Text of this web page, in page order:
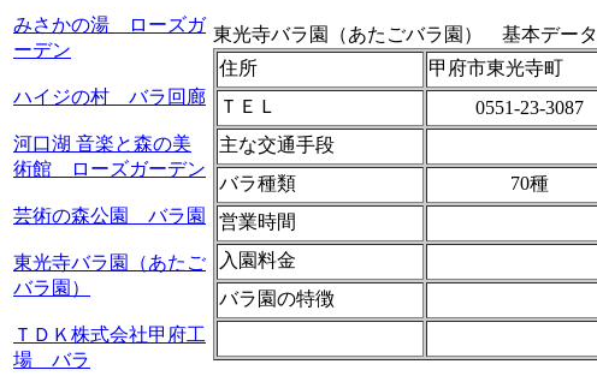
みさかの湯 ローズガ
ーデン
ハイジの村 バラ回廊
河口湖 音楽と森の美
術館 ローズガーデン
芸術の森公園 バラ園
東光寺バラ園（あたご
バラ園）
ＴＤＫ株式会社甲府工
場 バラ
東光寺バラ園（あたごバラ園） 基本データ
住所
甲府市東光寺町
ＴＥＬ
0551-23-3087
主な交通手段
バラ種類
70種
営業時間
入園料金
バラ園の特徴